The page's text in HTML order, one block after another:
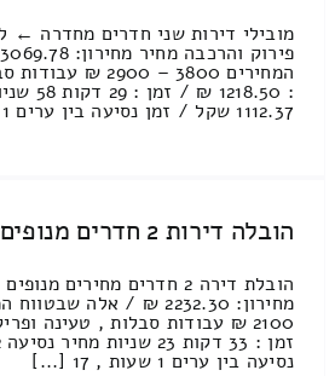
מובילי דירות שני חדרים מחדרה ←
המחירים 3800 –
:
1112.37 שקל / זמן נסיעה בין ערים 1 שעות [...]
הובלה דירות 2 חדרים מנופים ← לאלון מורה
הובלת דירה 2 חדרים מחירים
נסיעה בין ערים 1 שעות , 17 [...]